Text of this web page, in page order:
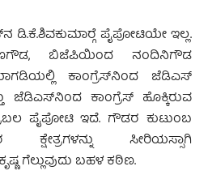
ಡಿ.ಕೆ.ಶಿವಕುಮಾರ್‍ಗೆ ಪೈಪೋಟಿಯೇ ಇಲ್ಲ.
ಬಿಜೆಪಿಯಿಂದ ನಂದಿನಿಗೌಡ
ಮಾಗಡಿಯಲ್ಲಿ ಕಾಂಗ್ರೆಸ್‍ನಿಂದ ಜೆಡಿಎಸ್
ಜೆಡಿಎಸ್‍ನಿಂದ ಕಾಂಗ್ರೆಸ್ ಹೊಕ್ಕಿರುವ
ಪೈಪೋಟಿ ಇದೆ. ಗೌಡರ ಕುಟುಂಬ
ಸೀರಿಯಸ್ಸಾಗಿ
ಗೆಲ್ಲುವುದು ಬಹಳ ಕಠಿಣ.